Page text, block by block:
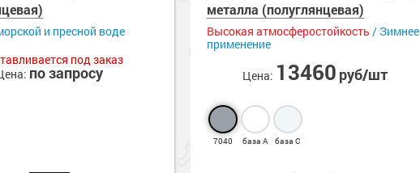
товары
товары
и пресной воде
под заказ
по запросу
металла (полуглянцевая)
Высокая атмосферостойкость / Зимнее
применение
Цена: 13460 руб/шт
7040 база А база С